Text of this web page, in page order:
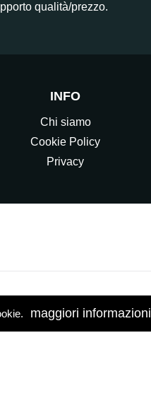
maggiori informazioni
qualità/prezzo.
INFO
Chi siamo
Cookie Policy
Privacy